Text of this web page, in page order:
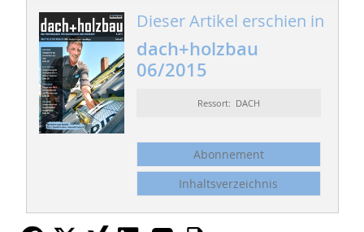
Dieser Artikel erschien in
dach+holzbau
06/2015
Ressort: DACH
Abonnement
Inhaltsverzeichnis